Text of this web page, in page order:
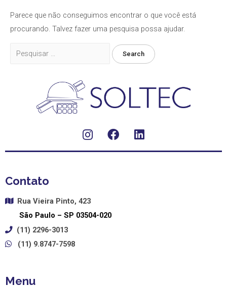
Parece que não conseguimos encontrar o que você está
procurando. Talvez fazer uma pesquisa possa ajudar.
Contato
Rua Vieira Pinto, 423
São Paulo – SP 03504-020
(11) 2296-3013
(11) 9.8747-7598
Menu